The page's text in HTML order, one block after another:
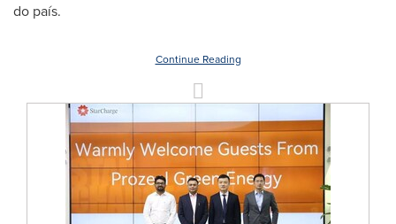
do país.
Continue Reading